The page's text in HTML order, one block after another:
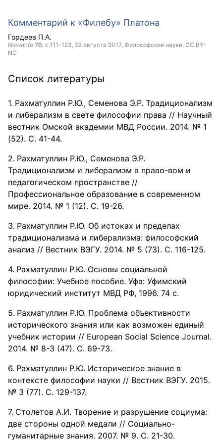
Комментарий к «Филебу» Платона
Гордеев П.А.
NovaInfo 70, с.111-123, 22 августа 2017, Философские науки, CC BY-
NC
Список литературы
Рахматуллин Р.Ю., Семенова Э.Р. Традиционализм
и либерализм в свете философии права // Научный
вестник Омской академии МВД России. 2014. № 1
(52). С. 41-44.
Рахматуллин Р.Ю., Семенова Э.Р.
Традиционализм и либерализм в право-вом и
педагогическом пространстве //
Профессиональное образование в современном
мире. 2014. № 1 (12). С. 19-26.
Рахматуллин Р.Ю. Об истоках и пределах
традиционализма и либерализма: философский
анализ // Вестник ВЭГУ. 2014. № 5 (73). С. 116-125.
Рахматуллин Р.Ю. Основы социальной
философии: Учебное пособие. Уфа: Уфимский
юридический институт МВД РФ, 1996. 74 с.
Рахматуллин Р.Ю. Проблема объективности
исторического знания или как возможен единый
учебник истории // European Social Science Journal.
2014. № 8-3 (47). С. 69-73.
Рахматуллин Р.Ю. Историческое знание в
контексте философии науки // Вестник ВЭГУ. 2015.
№ 3 (77). С. 129-137.
Столетов А.И. Творение и разрушение социума:
две стороны одной медали // Социально-
гуманитарные знания. 2007. № 9. С. 21-30.